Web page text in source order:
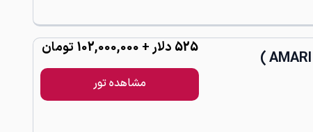
525 دلار+ 102,000,000 تومان
مشاهده تور